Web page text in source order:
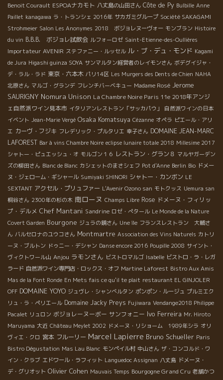
Benoit Courault ESPOAナカモト 八丈島の山田さん Côte de Py Bulbille Anne
Paillet kanagawa ラ・トランシェ 2016年 サカガミグループ Société SAKAGAMI
Strohmeier Salon Les Anonymes 2018 ボジョレヌーヴォー モンブラン Histoire
du vin B.B.B. ボジョレ試飲会 ルフォーロゼ Saint-Etienne-des-Oullières
Importateur AVENIR ステファニー・ルッセル ル・ブ・デュ・モンド Kagami
de Jura Higashi guinza SOYA サンマルタン経営者のレイモンさん ボデグイジャ・
デ・ラル・ラド 東京・六本木 パリ14区 Les Murgers des Dents de Chien NAHA
北原さん マルゴ・グランデ フレンチバーベキュー Madame Rosé Jerome
SAURIGNY Nomura Unison La Chambre Noire Paris 11e 2018年アンジ
ェ自然派ワイン見本市 イタリアンレストラン「サッカパウ」
自然派ワインの日本
イベント Jean-Marie Vergé Osaka Komatsuya Cézanne オペラ ピエール・アリ
エ カーヴ・フジキ フレデリック・プルタリエ 幸子さん DOMAINE JEAN-MARC
LAFOREST Bar à vins Chambre Noire eclipse lunaire totale 2018 Millesime 2017
シャトー・ピュエッシュ・オ モルゴン１６ レストラン・グラン８ マルヤガーデン
ズの柳田さん Blanc de Blanc カシェットのまさシェフ Pot d'Anne Berlin Bio ドメー
ヌ・ジェローム・ギシャール Sumiyaki SHINORI シャトー・カンボン LE
SEXTANT アクセル・プリュファー L'Avenir Ozono san モトクッス Uemura san
桐谷さん 2300年の杉の木 南ローヌ Champs Libre Rose ドメーヌ・フィリッ
プ・デルメ Chef Mantani Sandrine ロゼ・ぺタール Le Monde de la Nature
Covert Garden Bourgone ジュラの鏡さん Une île フランスレストラン 大輔さ
ん バルセロナのユウコさん Montmartre Association des Vins Naturels カトリ
ーヌ・ブルトン ドゥニー・デシャン Danse encore 2016 Poupille 2008 サイント・
ヴィクトワール山 Anjou ラモンさん ビストロマルゴ Isabelle ビストロ・ラ・レガ
ラード 自然派ワイン専門店・ロックス・オフ Martine Laforest Bistro Aux Amis
Mas de la Font Ronde En Mets fais ce qu'il te plait restaurant EL GINJOLER
OFF DOMAINE YOYO ジュヴレ・シャンべルタン ポンポン・ルージュ プルミエク
リュ・ラ・ペリエール Domaine Jacky Preys Fujiwara Vendange2018 Philippe
Pacalet リュロン ボジョレーヌーボー サンフォニー Ivo Ferreira Mr. Hiroto
Maruyama 大近 Château Meylet 2002 ドメーヌ・リショーム 1989年シラ オリ
ヴィエ・クロ 宮本 フルーリー Marcel Lapierre Bruno Schueller Paris
Bistro Dégustation Mas Lau Blanc モンペイル村 中山さん ザ・コンコルド・ワ
イン・クラブ エドワール・ラフィット Languedoc Assignan 八丈島 ドメーヌ・
デ・グリオット Olivier Cohen Mauvais Temps Bourgogne Grand Cru 老舗かつ